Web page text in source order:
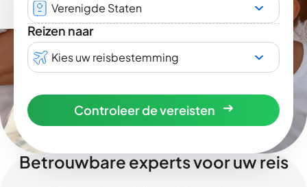
Verenigde Staten
Reizen naar
Kies uw reisbestemming
Controleer de vereisten
Betrouwbare experts voor uw reis